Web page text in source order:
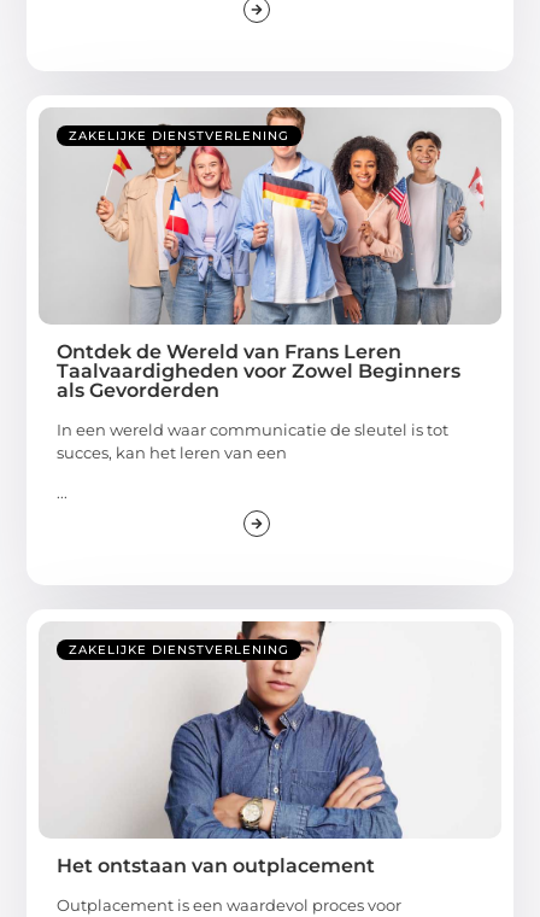
ZAKELIJKE DIENSTVERLENING
Ontdek de Wereld van Frans Leren
Taalvaardigheden voor Zowel Beginners
als Gevorderden
In een wereld waar communicatie de sleutel is tot
succes, kan het leren van een
...
ZAKELIJKE DIENSTVERLENING
Het ontstaan van outplacement
Outplacement is een waardevol proces voor